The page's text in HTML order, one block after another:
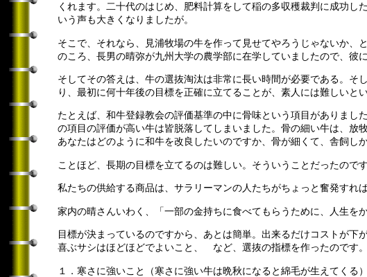
くれます。二十代のはじめ、肥料計算をして稲の多収穫裁判に成功
いう声も大きくなりましたが。
そこで、それなら、見浦牧場の牛を作って見せてやろうじゃないか
のころ、長男の晴弥が九州大学の農学部に在学していましたので、彼
そしてその答えは、牛の選抜淘汰は非常に長い時間が必要である。
り、最初に何十年後の目標を正確に立てることが、素人には難しいと
たとえば、和牛登録教会の評価基準の中に骨味という項目がありま
の項目の評価が高い牛は皆脱落してしまいました。骨の細い牛は、放
あなたはどのように和牛を改良したいのですか、骨が細くて、舎飼し
ことほど、長期の目標を立てるのは難しい。そういうことだったので
私たちの供給する商品は、サラリーマンの人たちがちょっと奮発すれ
家内の晴さんいわく、「一部の金持ちに食べてもらうために、人生を
目標が決まっているのですから、あとは簡単。出来るだけコストが
喜ぶサシはほどほどでよいこと、 など、選抜の指標を作ったのです。
１．寒さに強いこと（寒さに強い牛は晩秋になると綿毛が生えてくる）